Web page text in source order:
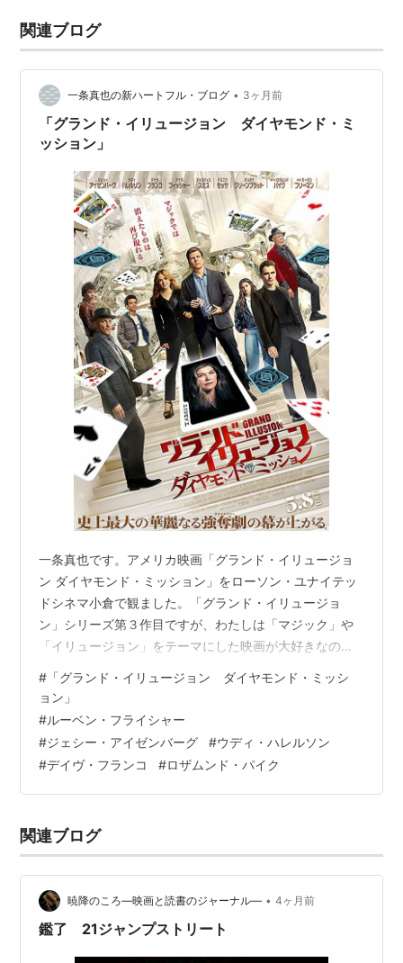
アリソン・ブリー
レゴ(R)ニンジャゴー ザ・ムービー（2017） 声の出
演
ネイバーズ2（2016）＜未＞ 出演
easy イージー（シーズン１）]]（2016）＜TV＞ 出
NERVE／ナーヴ 世界で一番危険なゲーム（2016）
グランド・イリュージョン 見破られたトリック
（2016） 出演
ビジネス・ウォーズ（2015）＜未＞ 出演
ネイバーズ（2014） 出演
LEGO(R) ムービー（2014） 声の出演
グランド・イリュージョン（2013） 出演
ウォーム・ボディーズ（2013） 出演
21ジャンプストリート（2012）＜未＞ 出演
フライトナイト／恐怖の夜（2011） 出演
GREEK 〜ときめき★キャンパスライフ（シーズン1-
After Sex アフターセックス （2007）＜未＞ 出演
関連ブログ
一条真也の新ハートフル・ブログ • 3ヶ月前
「グランド・イリュージョン ダイヤモンド・ミ
ッション」
一条真也です。アメリカ映画「グランド・イリュージョ
ン ダイヤモンド・ミッション」をローソン・ユナイテッ
ドシネマ小倉で観ました。「グランド・イリュージョ
ン」シリーズ第３作目ですが、わたしは「マジック」や
「イリュージョン」をテーマにした映画が大好きなの
期待通り、浮世を忘れる面白さでした！ ヤフーの「解
の活躍を描いた『グランド・イリュージョン』シリーズ
の第３弾。世界各地を舞台に、犯罪に加担する企業が持
つ超高価なハート型のダイヤをホースメンのメンバーら
# 「グランド・イリュージョン ダイヤモンド・ミッシ
ョン」
#ルーベン・フライシャー
#ジェシー・アイゼンバーグ #ウディ・ハレルソン
#デイヴ・フランコ #ロザムンド・パイク
関連ブログ
暁降のころ―映画と読書のジャーナル― • 4ヶ月前
鑑了 21ジャンプストリート